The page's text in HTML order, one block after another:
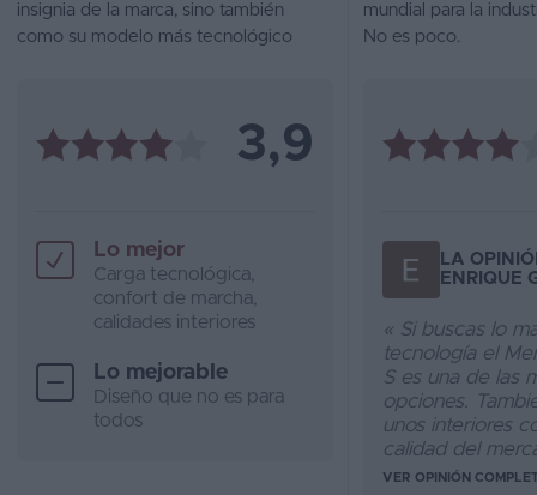
Ventas
de
insignia de la marca, sino también
como su modelo más tecnológico
mundial para la
No es poco.
3,9
Lo mejor
Carga tecnológica,
confort de marcha,
calidades interiores
Lo mejorable
Diseño que no es para
todos
LA
ENRIQUE
« Si buscas lo
tecnología el
S es una de las
opciones.
unos interiores
calidad del
VER OPINIÓN